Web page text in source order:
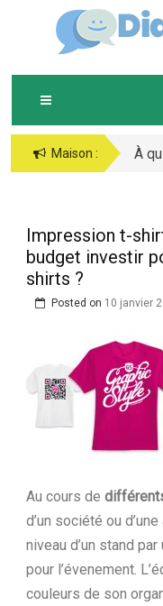
D
Maison :
À
Impression t-
budget investir
shirts ?
Posted on 10 janvier
Au cours de
d’un société ou
niveau d’un stand
pour l’évenement.
couleurs de son